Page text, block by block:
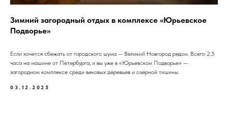
Зимний загородный отдых в комплексе «Юрьевское
Подворье»
Если хочется сбежать от городского шума — Великий Новгород рядом. Всего 2,5
часа на машине от Петербурга, и вы уже в «Юрьевском Подворье» —
загородном комплексе среди вековых деревьев и озёрной тишины.
03.12.2025